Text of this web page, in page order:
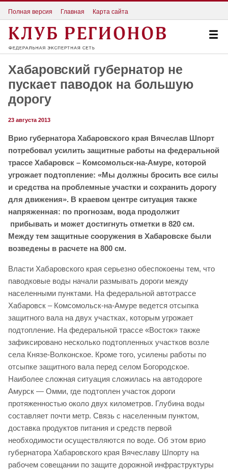
Полная версия Главная Карта сайта
Хабаровский губернатор не
пускает паводок на большую
дорогу
23 августа 2013
Врио губернатора Хабаровского края Вячеслав Шпорт
потребовал усилить защитные работы на федеральной
трассе Хабаровск – Комсомольск-на-Амуре, которой
угрожает подтопление: «Мы должны бросить все силы
и средства на проблемные участки и сохранить дорогу
для движения». В краевом центре ситуация также
напряженная: по прогнозам, вода продолжит
прибывать и может достигнуть отметки в 820 см.
Между тем защитные сооружения в Хабаровске были
возведены в расчете на 800 см.
Власти Хабаровского края серьезно обеспокоены тем, что
паводковые воды начали размывать дороги между
населенными пунктами. На федеральной автотрассе
Хабаровск – Комсомольск-на-Амуре ведется отсыпка
защитного вала на двух участках, которым угрожает
подтопление. На федеральной трассе «Восток» также
зафиксировано несколько подтопленных участков возле
села Князе-Волконское. Кроме того, усилены работы по
отсыпке защитного вала перед селом Богородское.
Наиболее сложная ситуация сложилась на автодороге
Амурск — Омми, где подтоплен участок дороги
протяженностью около двух километров. Глубина воды
составляет почти метр. Связь с населенным пунктом,
доставка продуктов питания и средств первой
необходимости осуществляются по воде. Об этом врио
губернатора Хабаровского края Вячеславу Шпорту на
рабочем совещании по защите дорожной инфраструктуры